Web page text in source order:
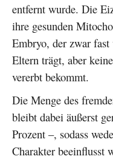
entfernt wurde. Die
ihre gesunden
Embryo, der zwar
Eltern trägt, aber
vererbt bekommt.
Die Menge des
bleibt dabei äußerst
Prozent –, sodass
Charakter beeinflusst